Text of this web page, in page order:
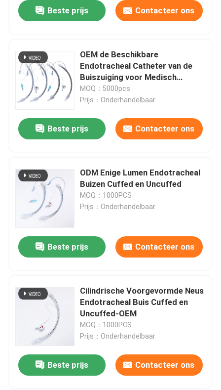
Beste prijs Contacteer ons
OEM de Beschikbare
Endotracheal Catheter van de
Buiszuiging voor Medisch
Gebruik
MOQ：5000pcs
Prijs：Onderhandelbaar
Beste prijs Contacteer ons
ODM Enige Lumen Endotracheal
Buizen Cuffed en Uncuffed
MOQ：1000PCS
Prijs：Onderhandelbaar
Beste prijs Contacteer ons
Cilindrische Voorgevormde Neus
Endotracheal Buis Cuffed en
Uncuffed-OEM
MOQ：1000PCS
Prijs：Onderhandelbaar
Beste prijs Contacteer ons